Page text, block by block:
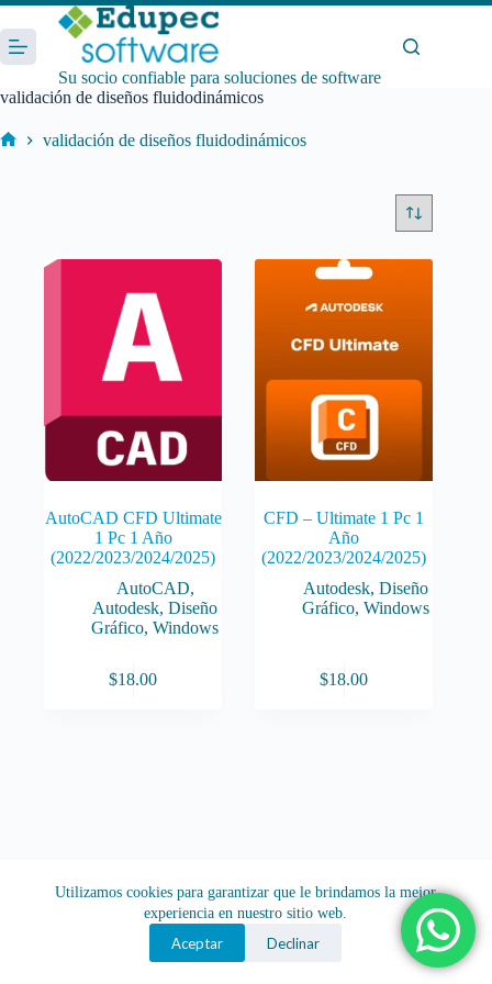
Saltar
al
contenido
Utilizamos cookies para garantizar que le brindamos la mejor
experiencia en nuestro sitio web.
Aceptar Declinar
Su socio confiable para soluciones de software
validación de diseños fluidodinámicos
validación de diseños fluidodinámicos
AutoCAD CFD Ultimate
1 Pc 1 Año
(2022/2023/2024/2025)
AutoCAD,
Autodesk,Diseño
Gráfico,Windows
$18.00
CFD – Ultimate 1 Pc 1
Año
(2022/2023/2024/2025)
Autodesk,Diseño
Gráfico,Windows
$18.00